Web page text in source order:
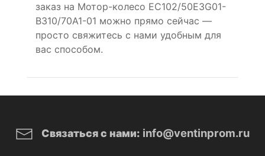
заказ на Мотор-колесо EC102/50E3G01-
B310/70A1-01 можно прямо сейчас —
просто свяжитесь с нами удобным для
вас способом.
Связаться с нами: info@ventinprom.ru